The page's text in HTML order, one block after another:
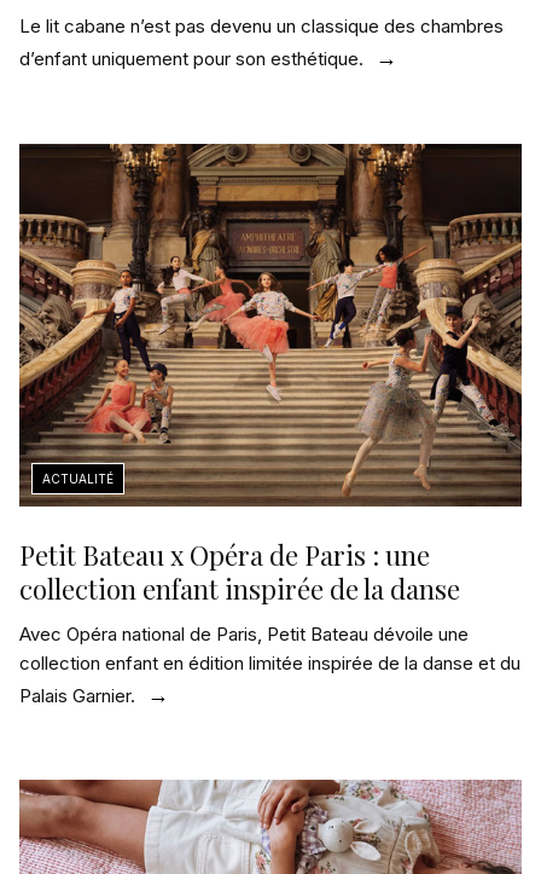
Le lit cabane n’est pas devenu un classique des chambres
d’enfant uniquement pour son esthétique.
Petit Bateau x Opéra de Paris : une
collection enfant inspirée de la danse
Avec Opéra national de Paris, Petit Bateau dévoile une
collection enfant en édition limitée inspirée de la danse et du
Palais Garnier.